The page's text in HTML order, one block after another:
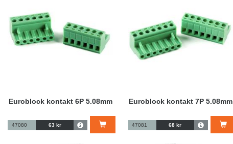
Euroblock kontakt 6P 5.08mm
47080 63 kr
Euroblock kontakt 7P 5.08mm
47081 68 kr